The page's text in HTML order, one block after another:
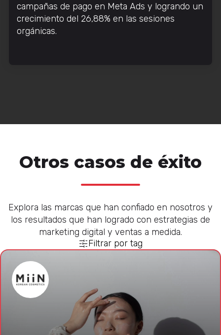
campañas de pago en Meta Ads y logrando un
crecimiento del 26,88% en las sesiones
orgánicas.
Otros casos de éxito
Explora las marcas que han confiado en nosotros y
los resultados que han logrado con estrategias de
marketing digital y ventas a medida.
Filtrar por tag